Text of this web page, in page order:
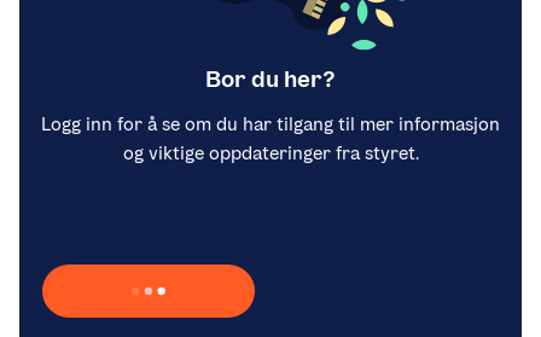
Bor du her?
Logg inn for å se om du har tilgang til mer informasjon
og viktige oppdateringer fra styret.
Laster inn Vipps …